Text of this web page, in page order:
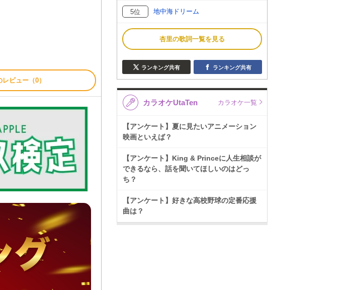
ビュー（0）
5位 地中海ドリーム
杏里の歌詞一覧を見る
ランキング共有 ランキング共有
カラオケUtaTen カラオケ一覧
【アンケート】夏に見たいアニメーション
映画といえば？
【アンケート】King & Princeに人生相談が
できるなら、話を聞いてほしいのはどっ
ち？
【アンケート】好きな高校野球の定番応援
曲は？